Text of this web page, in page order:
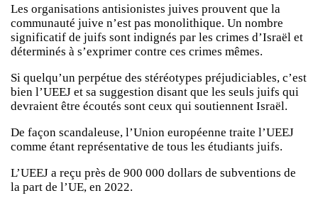
Les organisations antisionistes juives prouvent que la
communauté juive n’est pas monolithique. Un nombre
significatif de juifs sont indignés par les crimes d’Israël et
déterminés à s’exprimer contre ces crimes mêmes.
Si quelqu’un perpétue des stéréotypes préjudiciables, c’est
bien l’UEEJ et sa suggestion disant que les seuls juifs qui
devraient être écoutés sont ceux qui soutiennent Israël.
De façon scandaleuse, l’Union européenne traite l’UEEJ
comme étant représentative de tous les étudiants juifs.
L’UEEJ a reçu près de 900 000 dollars de subventions de
la part de l’UE, en 2022.